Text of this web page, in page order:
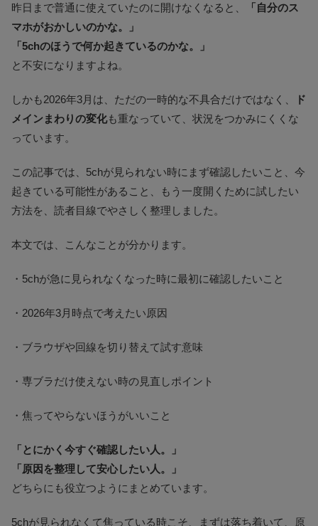
昨日まで普通に使えていたのに開けなくなると、
「自分のス
マホがおかしいのかな。」
「5chのほうで何か起きているのかな。」
と不安になりますよね。
しかも2026年3月は、ただの一時的な不具合だけではなく、
ド
メインまわりの変化も重なっていて、状況をつかみにくくな
っています。
この記事では、5chが見られない時にまず確認したいこと、今
起きている可能性があること、もう一度開くために試したい
方法を、読者目線でやさしく整理しました。
本文では、こんなことが分かります。
・5chが急に見られなくなった時に最初に確認したいこと
・2026年3月時点で考えたい原因
・ブラウザや回線を切り替えて試す意味
・専ブラだけ使えない時の見直しポイント
・焦ってやらないほうがいいこと
「とにかく今すぐ確認したい人。」
「原因を整理して安心したい人。」
どちらにも役立つようにまとめています。
5chが見られなくて焦っている時こそ、まずは落ち着いて、原